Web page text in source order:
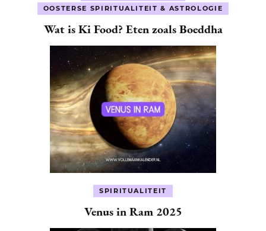
OOSTERSE SPIRITUALITEIT & ASTROLOGIE
Wat is Ki Food? Eten zoals Boeddha
SPIRITUALITEIT
Venus in Ram 2025